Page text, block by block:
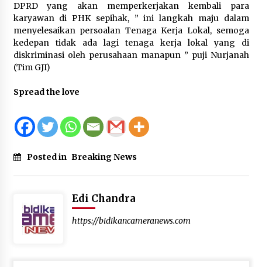
Ketua KONI Mengajak Seluruh Elemen Daerah
Mendukung Sumbawa sebagai Tuan Rumah
Cabang Olahraga PON 2028
3 hari ago
Wabup H. Ansori Serahkan Tujuh Kontainer
Sampah untuk Kecamatan Utan
KM Mutiara Sentosa II, Pastikan Pelayanan
Maksimal
3 hari ago
DPRD yang akan memperkerjakan kembali para
karyawan di PHK sepihak, ” ini langkah maju dalam
menyelesaikan persoalan Tenaga Kerja Lokal, semoga
kedepan tidak ada lagi tenaga kerja lokal yang di
diskriminasi oleh perusahaan manapun ” puji Nurjanah
(Tim GJI)
Spread the love
Posted in Breaking News
Edi Chandra
https://bidikancameranews.com